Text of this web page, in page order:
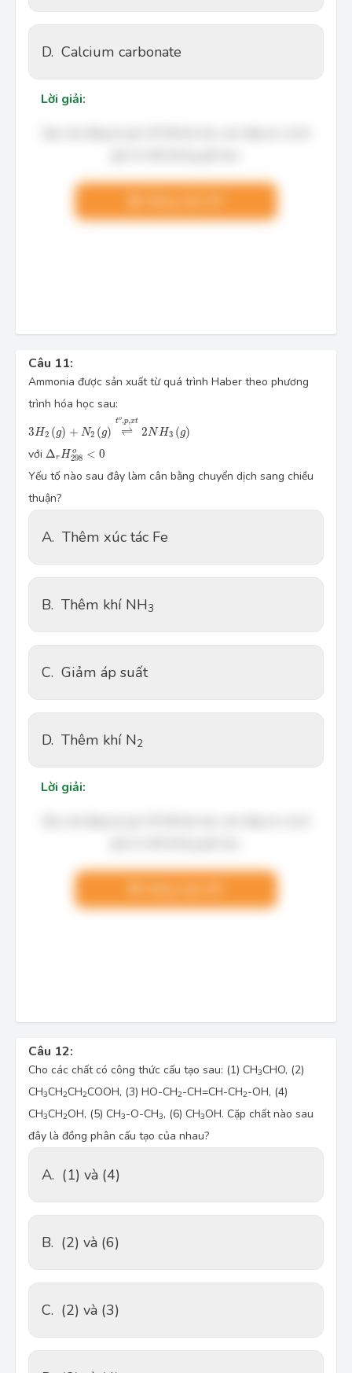
D. Calcium carbonate
Lời giải:
Câu 11:
Ammonia được sản xuất từ quá trình Haber theo phương
trình hóa học sau:
3 H2 (g) + N2 (g)
to,p,xt
⇌ 2 N H3 (g)
với Δr H o
298 < 0
\Delta_rH^o_{298}\lt 0
Yếu tố nào sau đây làm cân bằng chuyển dịch sang chiều
thuận?
A. Thêm xúc tác Fe
B. Thêm khí NH3
C. Giảm áp suất
D. Thêm khí N2
Lời giải:
Câu 12:
Cho các chất có công thức cấu tạo sau: (1) CH3CHO, (2)
CH3CH2CH2COOH, (3) HO-CH2-CH=CH-CH2-OH, (4)
CH3CH2OH, (5) CH3-O-CH3, (6) CH3OH. Cặp chất nào sau
đây là đồng phân cấu tạo của nhau?
A. (1) và (4)
B. (2) và (6)
C. (2) và (3)